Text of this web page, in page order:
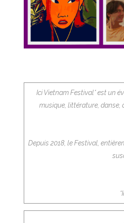
Ici Vietnam Festival* est un
musique, littérature, danse,
Depuis 2018, le Festival,